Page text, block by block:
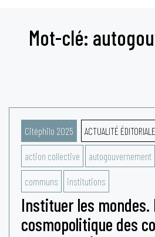
Mot-clé:
Citéphilo 2025 ACTUALITÉ ÉDITORIALE
action collective autogouvernement
communs institutions
Instituer les mondes.
cosmopolitique des